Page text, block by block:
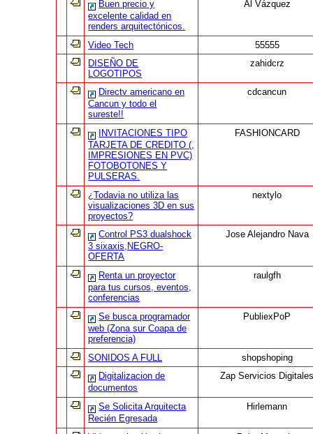
Buen precio y
excelente calidad en
renders arquitectónicos.
Al Vázquez
Video Tech
55555
DISEÑO DE
LOGOTIPOS
zahidcrz
Directv americano en
Cancun y todo el
sureste!!
cdcancun
INVITACIONES TIPO
TARJETA DE CREDITO (,
IMPRESIONES EN PVC)
FOTOBOTONES Y
PULSERAS.
FASHIONCARD
¿Todavia no utiliza las
visualizaciones 3D en sus
proyectos?
nextylo
Control PS3 dualshock
3 sixaxis,NEGRO-
OFERTA
Jose Alejandro Nava
Renta un proyector
para tus cursos, eventos,
conferencias
raulgfh
Se busca programador
web (Zona sur Coapa de
preferencia)
PubliexPoP
SONIDOS A FULL
shopshoping
Digitalizacion de
documentos
Zap Servicios
Se Solicita Arquitecta
Recién Egresada
Hirlemann